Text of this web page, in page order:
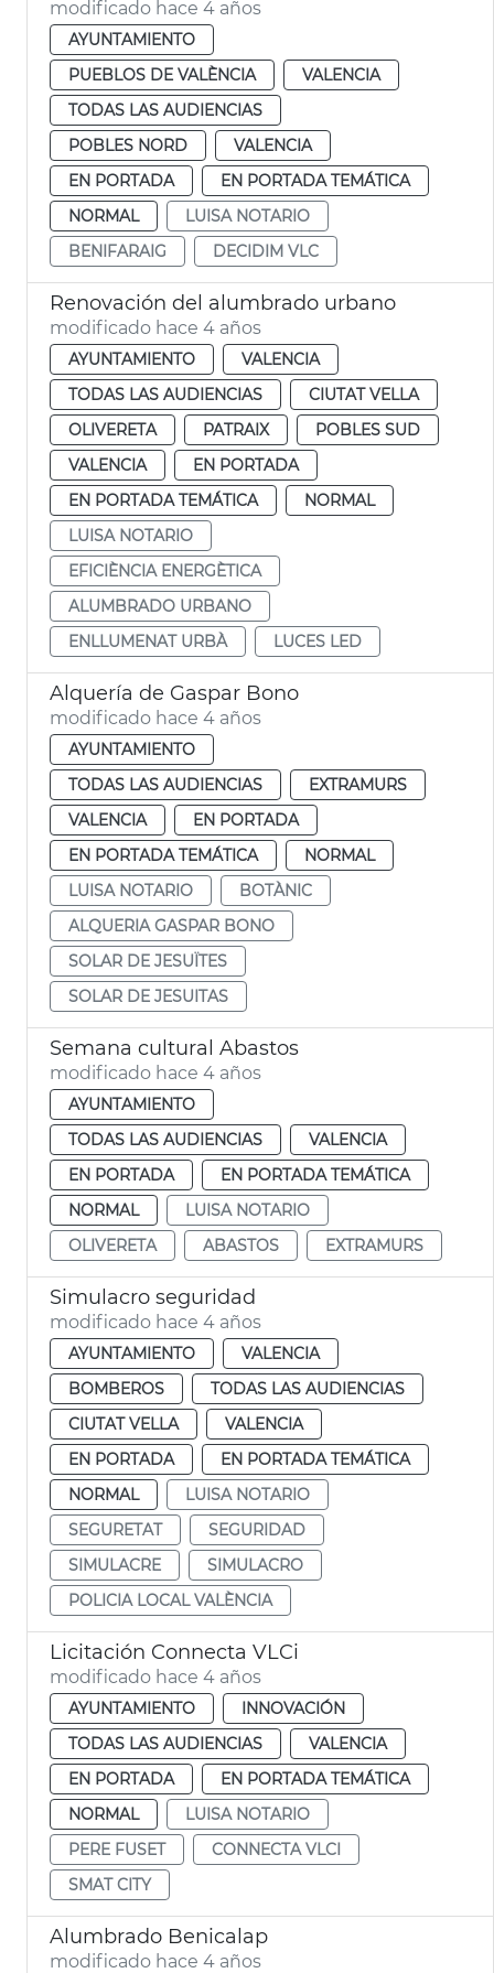
modificado hace 4 años
AYUNTAMIENTO
PUEBLOS DE VALÈNCIA
VALENCIA
TODAS LAS AUDIENCIAS
POBLES NORD
VALENCIA
EN PORTADA
EN PORTADA TEMÁTICA
NORMAL
LUISA NOTARIO
BENIFARAIG
DECIDIM VLC
Renovación del alumbrado urbano
modificado hace 4 años
AYUNTAMIENTO
VALENCIA
TODAS LAS AUDIENCIAS
CIUTAT VELLA
OLIVERETA
PATRAIX
POBLES SUD
VALENCIA
EN PORTADA
EN PORTADA TEMÁTICA
NORMAL
LUISA NOTARIO
EFICIÈNCIA ENERGÈTICA
ALUMBRADO URBANO
ENLLUMENAT URBÀ
LUCES LED
Alquería de Gaspar Bono
modificado hace 4 años
AYUNTAMIENTO
TODAS LAS AUDIENCIAS
EXTRAMURS
VALENCIA
EN PORTADA
EN PORTADA TEMÁTICA
NORMAL
LUISA NOTARIO
BOTÀNIC
ALQUERIA GASPAR BONO
SOLAR DE JESUÏTES
SOLAR DE JESUITAS
Semana cultural Abastos
modificado hace 4 años
AYUNTAMIENTO
TODAS LAS AUDIENCIAS
VALENCIA
EN PORTADA
EN PORTADA TEMÁTICA
NORMAL
LUISA NOTARIO
OLIVERETA
ABASTOS EXTRAMURS
Simulacro seguridad
modificado hace 4 años
AYUNTAMIENTO
VALENCIA
BOMBEROS
TODAS LAS AUDIENCIAS
CIUTAT VELLA
VALENCIA
EN PORTADA
EN PORTADA TEMÁTICA
NORMAL
LUISA NOTARIO
SEGURETAT
SEGURIDAD
SIMULACRE
SIMULACRO
POLICIA LOCAL VALÈNCIA
Licitación Connecta VLCi
modificado hace 4 años
AYUNTAMIENTO
INNOVACIÓN
TODAS LAS AUDIENCIAS
VALENCIA
EN PORTADA
EN PORTADA TEMÁTICA
NORMAL
LUISA NOTARIO
PERE FUSET
CONNECTA VLCI
SMAT CITY
Alumbrado Benicalap
modificado hace 4 años